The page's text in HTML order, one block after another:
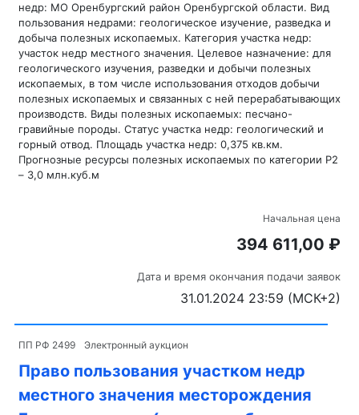
недр: МО Оренбургский район Оренбургской области. Вид
пользования недрами: геологическое изучение, разведка и
добыча полезных ископаемых. Категория участка недр:
участок недр местного значения. Целевое назначение: для
геологического изучения, разведки и добычи полезных
ископаемых, в том числе использования отходов добычи
полезных ископаемых и связанных с ней перерабатывающих
производств. Виды полезных ископаемых: песчано-
гравийные породы. Статус участка недр: геологический и
горный отвод. Площадь участка недр: 0,375 кв.км.
Прогнозные ресурсы полезных ископаемых по категории Р2
– 3,0 млн.куб.м
Начальная цена
394 611,00 ₽
Дата и время окончания подачи заявок
31.01.2024 23:59 (МСК+2)
ПП РФ 2499 Электронный аукцион
Право пользования участком недр
местного значения месторождения